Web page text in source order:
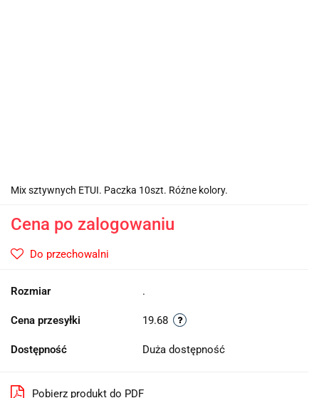
Mix sztywnych ETUI. Paczka 10szt. Różne kolory.
Cena po zalogowaniu
Do przechowalni
Rozmiar .
Cena przesyłki 19.68
Dostępność Duża dostępność
Pobierz produkt do PDF